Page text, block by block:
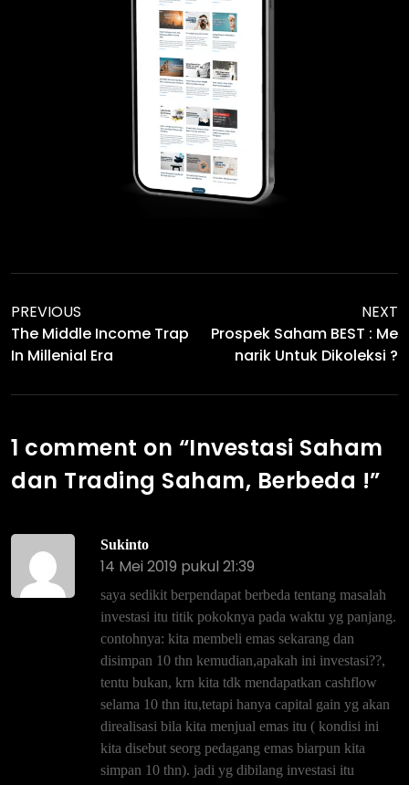
PREVIOUS
The Middle Income Trap
In Millenial Era
NEXT
Prospek Saham BEST : Me
Narik Untuk Dikoleksi ?
1 comment on “Investasi Saham
dan Trading Saham, Berbeda !”
Sukinto
14 Mei 2019 pukul 21:39
saya sedikit berpendapat berbeda tentang masalah
investasi itu titik pokoknya pada waktu yg panjang.
contohnya: kita membeli emas sekarang dan
disimpan 10 thn kemudian,apakah ini investasi??,
tentu bukan, krn kita tdk mendapatkan cashflow
selama 10 thn itu,tetapi hanya capital gain yg akan
direalisasi bila kita menjual emas itu ( kondisi ini
kita disebut seorg pedagang emas biarpun kita
simpan 10 thn). jadi yg dibilang investasi itu